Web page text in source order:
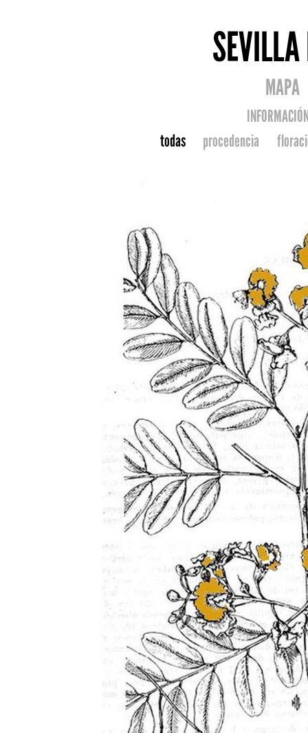
MAPA
todas
procedencia